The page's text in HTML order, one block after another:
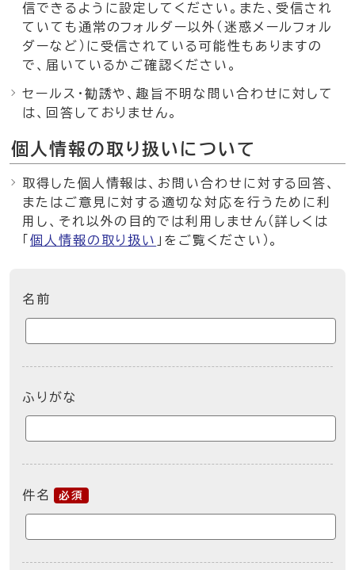
信できるように設定してください。また、受信され
ていても通常のフォルダー以外（迷惑メールフォル
ダーなど）に受信されている可能性もありますの
で、届いているかご確認ください。
セールス・勧誘や、趣旨不明な問い合わせに対して
は、回答しておりません。
個人情報の取り扱いについて
取得した個人情報は、お問い合わせに対する回答、
またはご意見に対する適切な対応を行うために利
用し、それ以外の目的では利用しません（詳しくは
個人情報の取り扱い 」をご覧ください）。
名前
ふりがな
件名 必須